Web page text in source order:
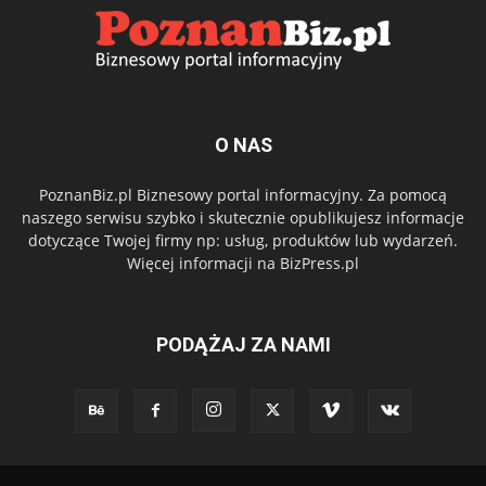
O NAS
PoznanBiz.pl Biznesowy portal informacyjny. Za pomocą
naszego serwisu szybko i skutecznie opublikujesz informacje
dotyczące Twojej firmy np: usług, produktów lub wydarzeń.
Więcej informacji na BizPress.pl
PODĄŻAJ ZA NAMI